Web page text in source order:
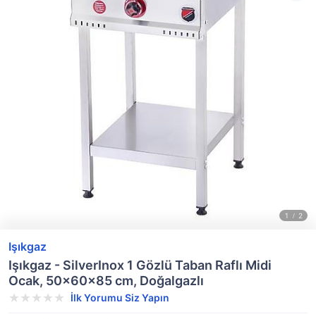
Işıkgaz
Işıkgaz - SilverInox 1 Gözlü Taban Raflı Midi
Ocak, 50x60x85 cm, Doğalgazlı
İlk Yorumu Siz Yapın